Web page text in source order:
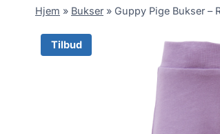
Hjem » Bukser » Guppy Pige Bukser –
Tilbud